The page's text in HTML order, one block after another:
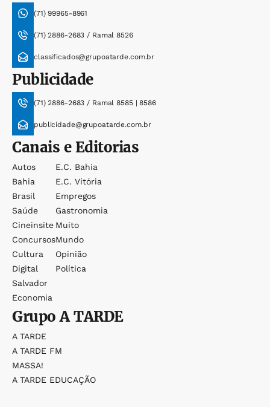
(71) 99965-8961
(71) 2886-2683 / Ramal 8526
classificados@grupoatarde.com.br
Publicidade
(71) 2886-2683 / Ramal 8585 | 8586
publicidade@grupoatarde.com.br
Canais e Editorias
Autos
Bahia
Brasil
Saúde
Cineinsite
Concursos
Cultura
Digital
Salvador
Economia
E.c. Bahia
E.c. Vitória
Empregos
Gastronomia
Muito
Mundo
Opinião
Política
GrupoA TARDE
A TARDE
A TARDE FM
MASSA!
A TARDE EDUCAÇÃO